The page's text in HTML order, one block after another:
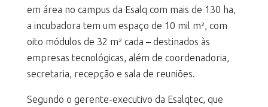
em área no campus da Esalq com mais de 130 ha,
a incubadora tem um espaço de 10 mil m², com
oito módulos de 32 m² cada – destinados às
empresas tecnológicas, além de coordenadoria,
secretaria, recepção e sala de reuniões.
Segundo o gerente-executivo da Esalqtec, que